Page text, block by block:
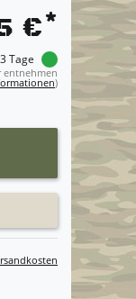
€*
Tage
entnehmen
)